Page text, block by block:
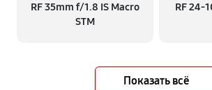
RF 35mm f/1.8 IS Macro
STM
RF
Показать всё